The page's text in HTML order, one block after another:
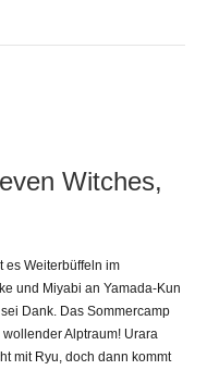
Witches,
es Weiterbüffeln im
und Miyabi an Yamada-Kun
Dank. Das Sommercamp
Alptraum! Urara
mit Ryu, doch dann kommt